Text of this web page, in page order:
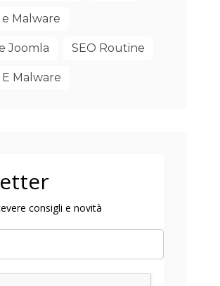
Malware
Joomla SEO Routine
Malware
consigli e novità